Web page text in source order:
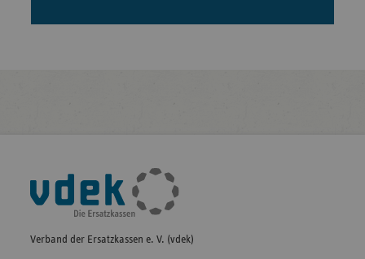
Fußleisten-
Navigation
Verband der Ersatzkassen e. V. (vdek)